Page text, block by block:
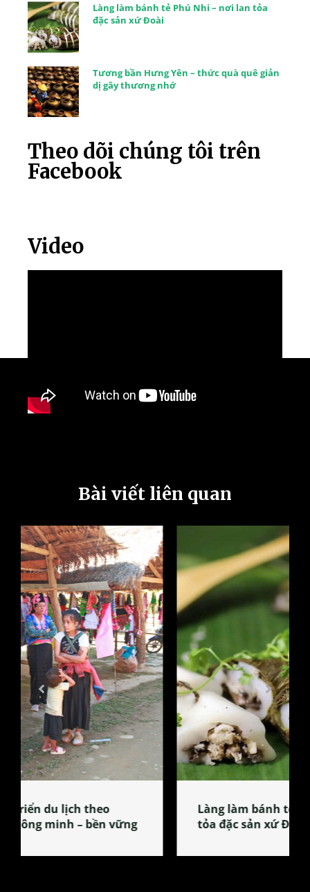
Làng làm bánh tẻ Phú Nhi – nơi lan tỏa
đặc sản xứ Đoài
Tương bần Hưng Yên – thức quà quê giản
dị gây thương nhớ
Theo dõi chúng tôi trên
Facebook
Video
Bài viết liên quan
Làng làm bánh tẻ Phú Nhi – nơi lan
tỏa đặc sản xứ Đoài